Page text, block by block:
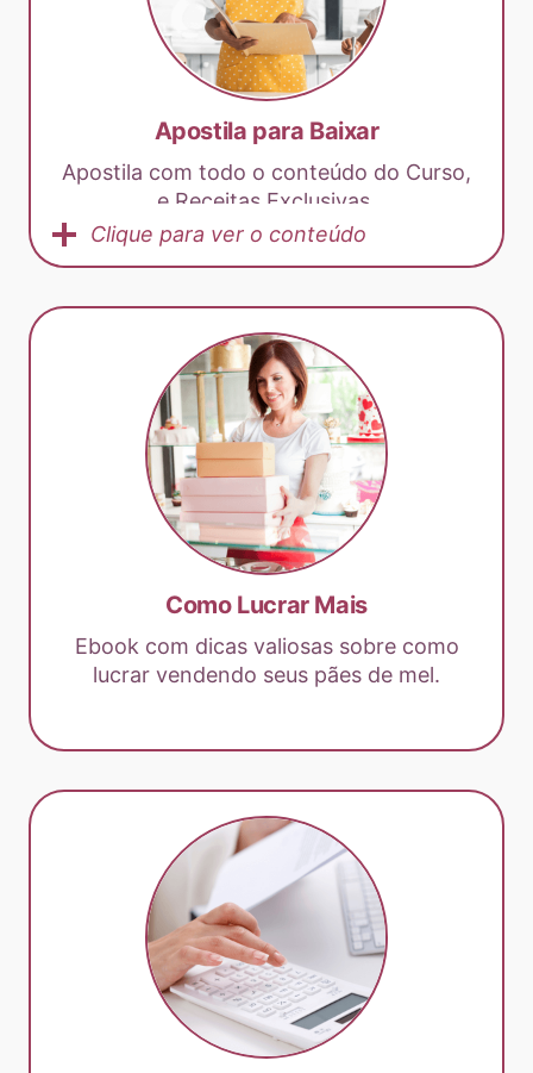
Apostila para Baixar
Apostila com todo o conteúdo do Curso,
e Receitas Exclusivas.
Clique para ver o conteúdo
Como Lucrar Mais
Ebook com dicas valiosas sobre como
lucrar vendendo seus pães de mel.